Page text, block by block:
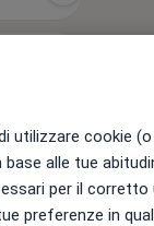
utilizzare cookie
alle tue
per il
preferenze in